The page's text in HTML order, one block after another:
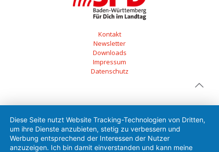
Kontakt
Newsletter
Downloads
Impressum
Datenschutz
Diese Seite nutzt Website Tracking-Technologien von Dritten,
um ihre Dienste anzubieten, stetig zu verbessern und
Werbung entsprechend der Interessen der Nutzer
anzuzeigen. Ich bin damit einverstanden und kann meine